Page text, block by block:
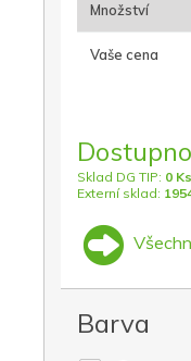
Množství
Vaše cena
Sklad DG TIP: 0 Ks
Externí sklad:
Barva